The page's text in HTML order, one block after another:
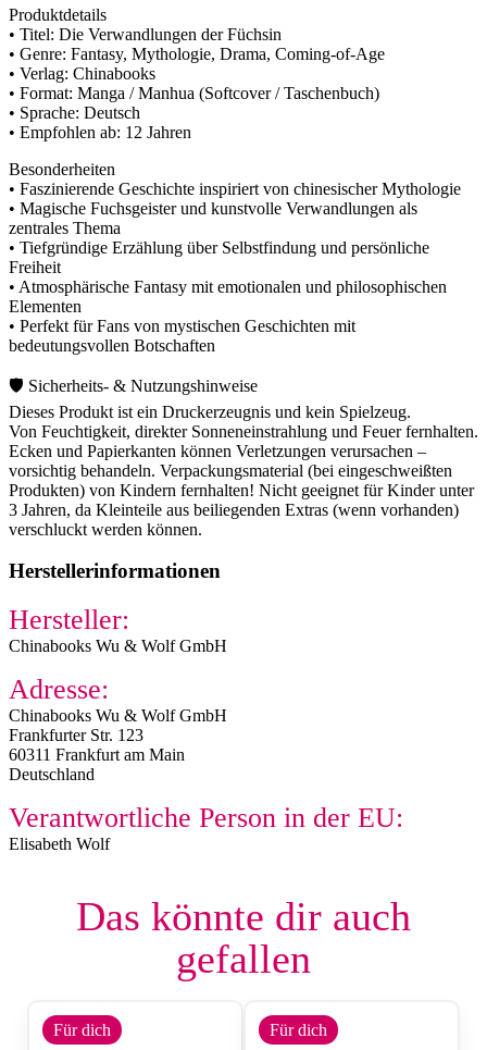
Produktdetails
• Titel: Die Verwandlungen der Füchsin
• Genre: Fantasy, Mythologie, Drama, Coming-of-Age
• Verlag: Chinabooks
• Format: Manga / Manhua (Softcover / Taschenbuch)
• Sprache: Deutsch
• Empfohlen ab: 12 Jahren
Besonderheiten
• Faszinierende Geschichte inspiriert von chinesischer Mythologie
• Magische Fuchsgeister und kunstvolle Verwandlungen als
zentrales Thema
• Tiefgründige Erzählung über Selbstfindung und persönliche
Freiheit
• Atmosphärische Fantasy mit emotionalen und philosophischen
Elementen
• Perfekt für Fans von mystischen Geschichten mit
bedeutungsvollen Botschaften
🛡️ Sicherheits- & Nutzungshinweise
Dieses Produkt ist ein Druckerzeugnis und kein Spielzeug.
Von Feuchtigkeit, direkter Sonneneinstrahlung und Feuer fernhalten.
Ecken und Papierkanten können Verletzungen verursachen –
vorsichtig behandeln. Verpackungsmaterial (bei eingeschweißten
Produkten) von Kindern fernhalten! Nicht geeignet für Kinder unter
3 Jahren, da Kleinteile aus beiliegenden Extras (wenn vorhanden)
verschluckt werden können.
Herstellerinformationen
Hersteller:
Chinabooks Wu & Wolf GmbH
Adresse:
Chinabooks Wu & Wolf GmbH
Frankfurter Str. 123
60311 Frankfurt am Main
Deutschland
Verantwortliche Person in der EU:
Elisabeth Wolf
Das könnte dir auch
gefallen
Für dich Für dich